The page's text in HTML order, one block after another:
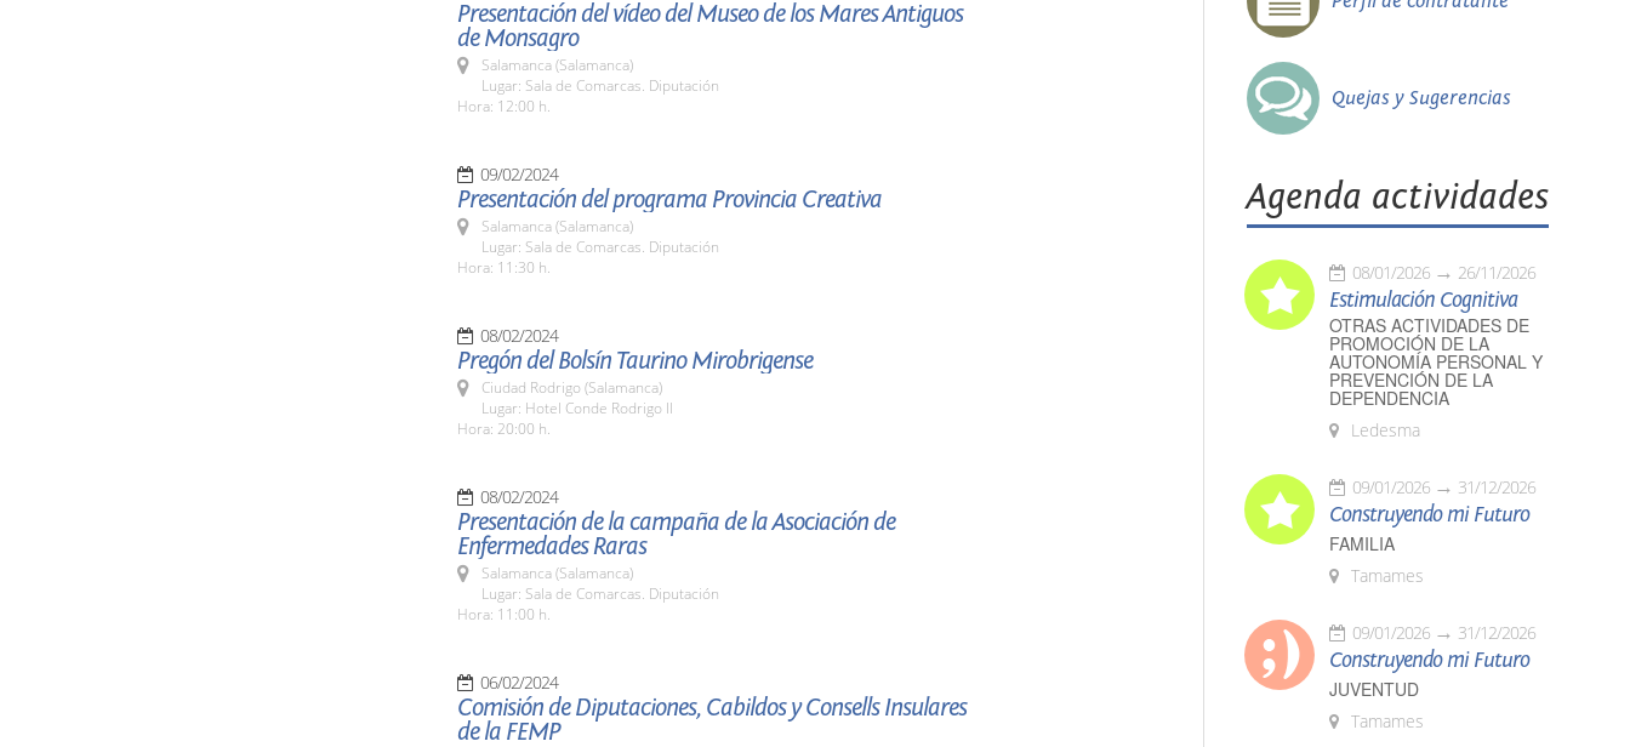
Presentación del vídeo del Museo de los Mares Antiguos
de Monsagro
Salamanca (Salamanca)
Lugar: Sala de Comarcas. Diputación
Hora: 12:00 h.
09/02/2024
Presentación del programa Provincia Creativa
Salamanca (Salamanca)
Lugar: Sala de Comarcas. Diputación
Hora: 11:30 h.
08/02/2024
Pregón del Bolsín Taurino Mirobrigense
Ciudad Rodrigo (Salamanca)
Lugar: Hotel Conde Rodrigo II
Hora: 20:00 h.
08/02/2024
Presentación de la campaña de la Asociación de
Enfermedades Raras
Salamanca (Salamanca)
Lugar: Sala de Comarcas. Diputación
Hora: 11:00 h.
06/02/2024
Comisión de Diputaciones, Cabildos y Consells Insulares
de la FEMP
Quejas y Sugerencias
Agenda actividades
08/01/2026 26/11/2026
Estimulación Cognitiva
OTRAS ACTIVIDADES DE
PROMOCIÓN DE LA
AUTONOMÍA PERSONAL Y
PREVENCIÓN DE LA
DEPENDENCIA
Ledesma
09/01/2026 31/12/2026
Construyendo mi Futuro
FAMILIA
Tamames
09/01/2026 31/12/2026
Construyendo mi Futuro
JUVENTUD
Tamames